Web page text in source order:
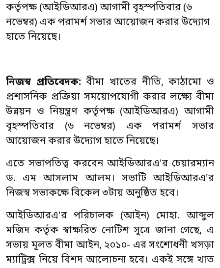
কর্তৃপক্ষ (আইডিআরএ) আগামী বৃহস্পতিবার (৬
নভেম্বর) এক পরামর্শ সভার আয়োজন করার উদ্যোগ
হাতে নিয়েছে।
নিজস্ব প্রতিবেদক:বীমা খাতের নীতি, কাঠামো ও
প্রশাসনিক প্রক্রিয়া সময়োপযোগী করার লক্ষ্যে বীমা
উন্নয়ন ও নিয়ন্ত্রণ কর্তৃপক্ষ (আইডিআরএ) আগামী
বৃহস্পতিবার (৬ নভেম্বর) এক পরামর্শ সভার
আয়োজন করার উদ্যোগ হাতে নিয়েছে।
এতে সভাপতিত্ব করবেন আইডিআরএ'র চেয়ারম্যান
ড. এম আসলাম আলম। সভাটি আইডিআরএ'র
নিজস্ব সভাকক্ষে বিকেল ৩টায় অনুষ্ঠিত হবে।
আইডিআরএ'র পরিচালক (আইন) মোহা. আব্দুল
মজিদ কর্তৃক স্বাক্ষরিত নোটিশ সূত্রে জানা গেছে, এ
সভায় মূলত বীমা আইন, ২০১০- এর সংশোধনী খসড়া
ম্যাট্রিক্স নিয়ে বিশদ আলোচনা হবে। একই সঙ্গে খাত